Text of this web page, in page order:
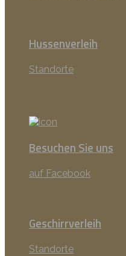
Hussenverleih
Standorte
Besuchen Sie uns
auf Facebook
Geschirrverleih
Standorte